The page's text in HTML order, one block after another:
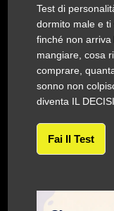
Test di
dormito male e ti
finché non
mangiare, cosa
comprare,
sonno non
diventa IL
Fai Il Test